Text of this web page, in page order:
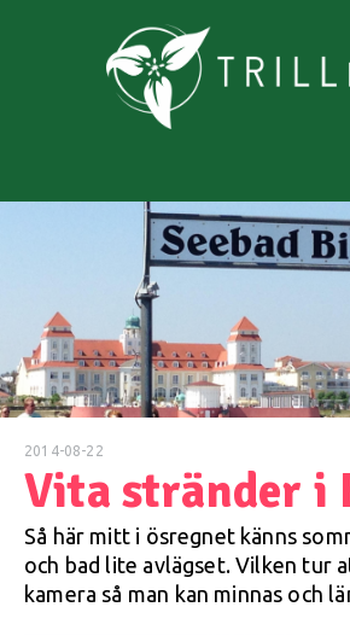
2014-08-22
Vita stränder i
Så här mitt i ösregnet känns
och bad lite avlägset. Vilken tur
kamera så man kan minnas och